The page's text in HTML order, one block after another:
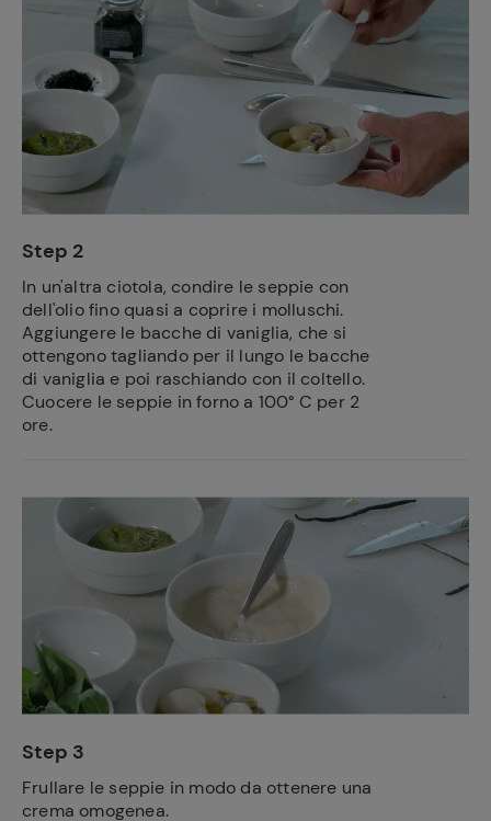
Step 2
In un'altra ciotola, condire le seppie con
dell'olio fino quasi a coprire i molluschi.
Aggiungere le bacche di vaniglia, che si
ottengono tagliando per il lungo le bacche
di vaniglia e poi raschiando con il coltello.
Cuocere le seppie in forno a 100° C per 2
ore.
Step 3
Frullare le seppie in modo da ottenere una
crema omogenea.